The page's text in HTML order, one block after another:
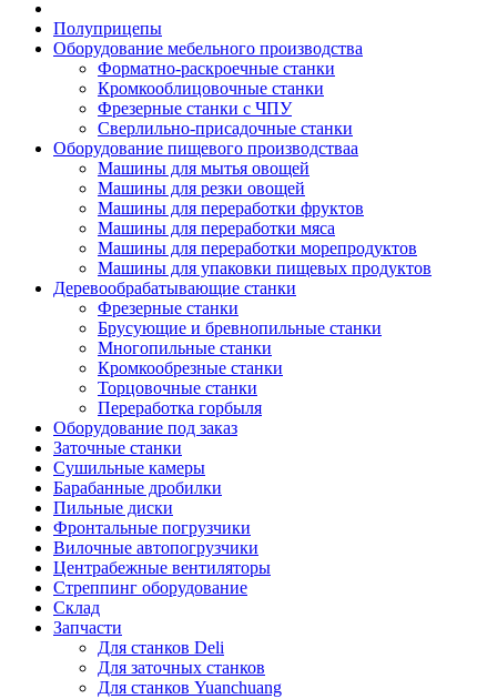
Полуприцепы
Оборудование мебельного производства
Форматно-раскроечные станки
Кромкооблицовочные станки
Фрезерные станки с ЧПУ
Сверлильно-присадочные станки
Оборудование пищевого производстваа
Машины для мытья овощей
Машины для резки овощей
Машины для переработки фруктов
Машины для переработки мяса
Машины для переработки морепродуктов
Машины для упаковки пищевых продуктов
Деревообрабатывающие станки
Фрезерные станки
Брусующие и бревнопильные станки
Многопильные станки
Кромкообрезные станки
Торцовочные станки
Переработка горбыля
Оборудование под заказ
Заточные станки
Сушильные камеры
Барабанные дробилки
Пильные диски
Фронтальные погрузчики
Вилочные автопогрузчики
Центрабежные вентиляторы
Стреппинг оборудование
Склад
Запчасти
Для станков Deli
Для заточных станков
Для cтанков Yuanchuang